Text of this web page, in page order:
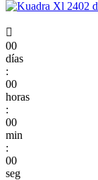

00
días
:
00
horas
:
00
min
:
00
seg